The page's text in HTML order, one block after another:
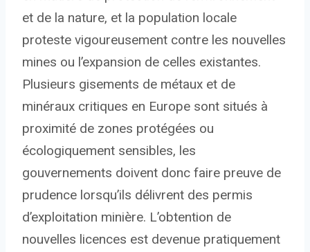
et de la nature, et la population locale
proteste vigoureusement contre les nouvelles
mines ou l’expansion de celles existantes.
Plusieurs gisements de métaux et de
minéraux critiques en Europe sont situés à
proximité de zones protégées ou
écologiquement sensibles, les
gouvernements doivent donc faire preuve de
prudence lorsqu’ils délivrent des permis
d’exploitation minière. L’obtention de
nouvelles licences est devenue pratiquement